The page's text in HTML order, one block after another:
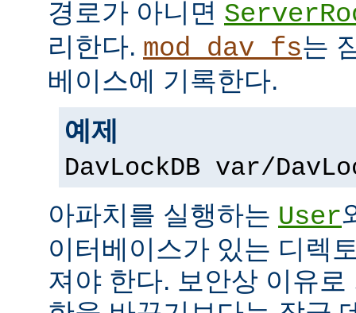
경로가 아니면
리한다. mod_dav_fs는
베이스에 기록한다.
예제
DavLockDB var/
아파치를 실행하는 User
이터베이스가 있는 디렉
져야 한다. 보안상 이유